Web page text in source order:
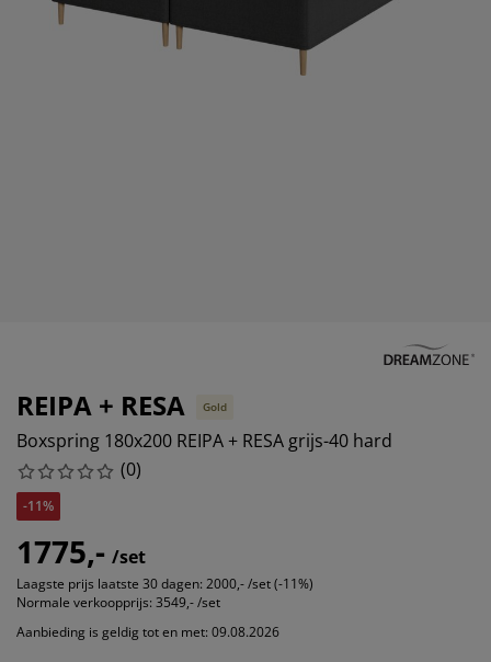
en accessoires
REIPA + RESA Gold
Boxspring 180x200 REIPA + RESA grijs-40 hard
(0)
-11%
1775,- /set
Laagste prijs laatste 30 dagen: 2000,- /set (-11%)
Normale verkoopprijs: 3549,- /set
Aanbieding is geldig tot en met: 09.08.2026